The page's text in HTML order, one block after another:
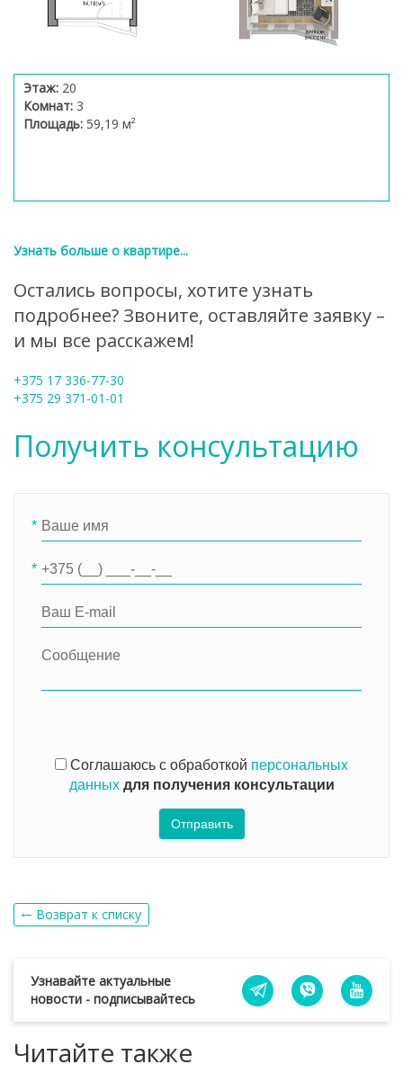
Этаж: 20
Комнат: 3
Площадь: 59,19 м²
Узнать больше о квартире...
Остались вопросы, хотите узнать
подробнее? Звоните, оставляйте заявку –
и мы все расскажем!
+375 17 336-77-30
+375 29 371-01-01
Получить консультацию
*
*
Соглашаюсь с обработкой персональных
данных для получения консультации
Отправить
Возврат к списку
Узнавайте актуальные
новости - подписывайтесь
Читайте также